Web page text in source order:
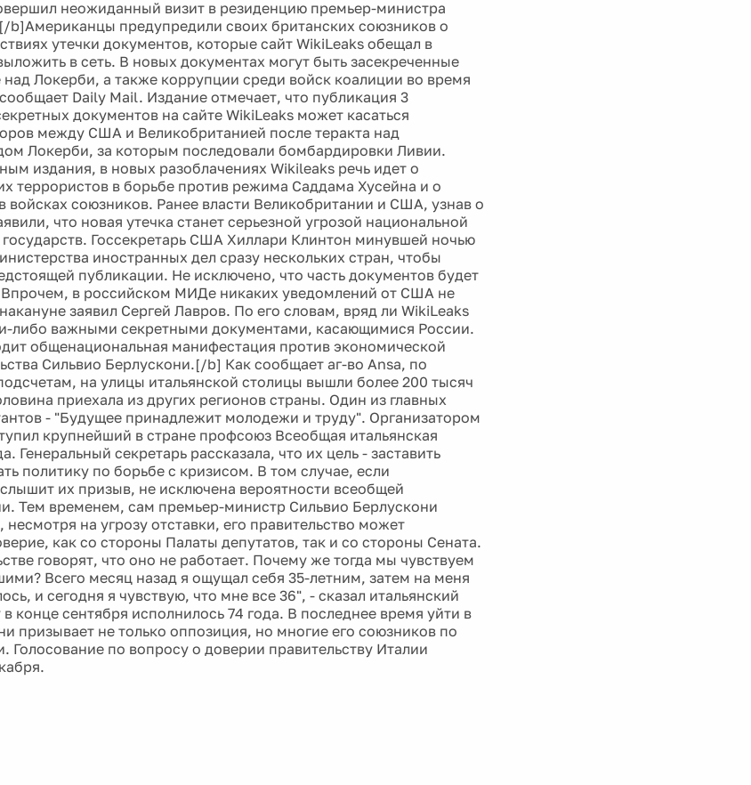
неожиданный визит в резиденцию премьер-министра
предупредили своих британских союзников о
утечки документов, которые сайт WikiLeaks обещал в
в сеть. В новых документах могут быть засекреченные
над Локерби, а также коррупции среди войск коалиции во время
Daily Mail. Издание отмечает, что публикация 3
документов на сайте WikiLeaks может касаться
между США и Великобританией после теракта над
Локерби, за которым последовали бомбардировки Ливии.
издания, в новых разоблачениях Wikileaks речь идет о
террористов в борьбе против режима Саддама Хусейна и о
войсках союзников. Ранее власти Великобритании и США, узнав о
что новая утечка станет серьезной угрозой национальной
государств. Госсекретарь США Хиллари Клинтон минувшей ночью
иностранных дел сразу нескольких стран, чтобы
публикации. Не исключено, что часть документов будет
Впрочем, в российском МИДе никаких уведомлений от США не
заявил Сергей Лавров. По его словам, вряд ли WikiLeaks
либо важными секретными документами, касающимися России.
общенациональная манифестация против экономической
Сильвио Берлускони.[/b] Как сообщает аг-во Ansa, по
на улицы итальянской столицы вышли более 200 тысяч
приехала из других регионов страны. Один из главных
- "Будущее принадлежит молодежи и труду". Организатором
крупнейший в стране профсоюз Всеобщая итальянская
Генеральный секретарь рассказала, что их цель - заставить
политику по борьбе с кризисом. В том случае, если
их призыв, не исключена вероятности всеобщей
Тем временем, сам премьер-министр Сильвио Берлускони
несмотря на угрозу отставки, его правительство может
как со стороны Палаты депутатов, так и со стороны Сената.
говорят, что оно не работает. Почему же тогда мы чувствуем
Всего месяц назад я ощущал себя 35-летним, затем на меня
и сегодня я чувствую, что мне все 36", - сказал итальянский
конце сентября исполнилось 74 года. В последнее время уйти в
призывает не только оппозиция, но многие его союзников по
Голосование по вопросу о доверии правительству Италии